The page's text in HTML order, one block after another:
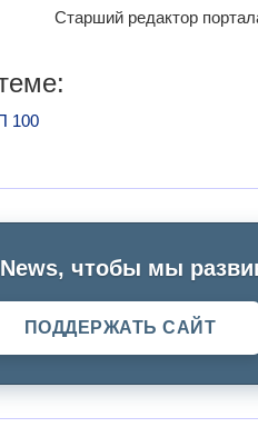
Старший редактор
100
чтобы мы
ПОДДЕРЖАТЬ САЙТ